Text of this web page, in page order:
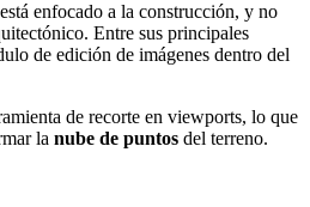
enfocado a la construcción, y no
Entre sus principales
de edición de imágenes dentro del
de recorte en viewports, lo que
la nube de puntos del terreno.